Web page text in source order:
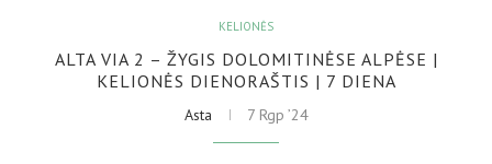
KELIONĖS
ALTA VIA 2 – ŽYGIS DOLOMITINĖSE ALPĖSE |
KELIONĖS DIENORAŠTIS | 7 DIENA
Asta 7 Rgp ’24